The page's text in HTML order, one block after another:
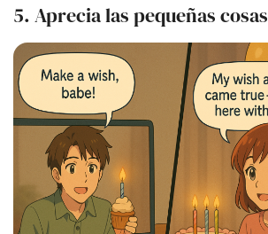
5. Aprecia las pequeñas cosas